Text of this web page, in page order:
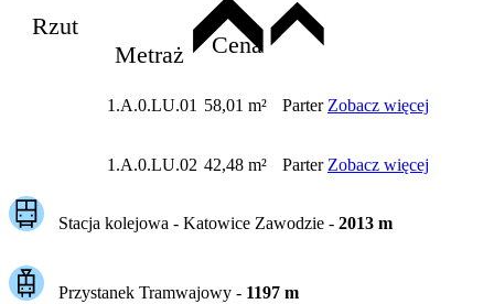
Rzut
Metraż
Cena
1.A.0.LU.01 58,01 m² Parter Zobacz więcej
1.A.0.LU.02 42,48 m² Parter Zobacz więcej
Stacja kolejowa - Katowice Zawodzie- 2013m
Przystanek Tramwajowy - 1197m